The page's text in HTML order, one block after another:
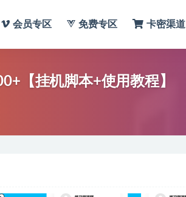
会员专区 免费专区 卡密渠道
【挂机脚本+使用教程】